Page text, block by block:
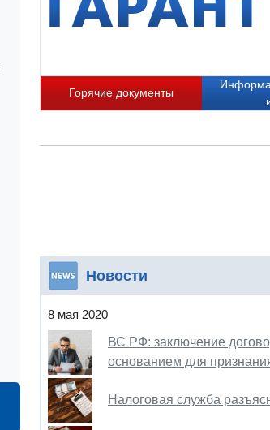
Горячие документы
Новости
8 мая 2020
ВС РФ: заключение
основанием для
Налоговая служба